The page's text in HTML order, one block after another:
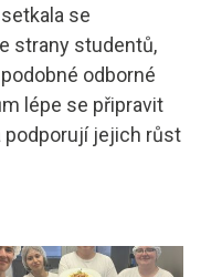
se
strany studentů,
odborné
lépe se připravit
podporují jejich růst